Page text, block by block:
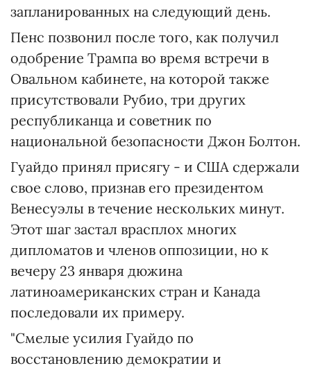
запланированных на следующий день.
Пенс позвонил после того, как получил
одобрение Трампа во время встречи в
Овальном кабинете, на которой также
присутствовали Рубио, три других
республиканца и советник по
национальной безопасности Джон Болтон.
Гуайдо принял присягу - и США сдержали
свое слово, признав его президентом
Венесуэлы в течение нескольких минут.
Этот шаг застал врасплох многих
дипломатов и членов оппозиции, но к
вечеру 23 января дюжина
латиноамериканских стран и Канада
последовали их примеру.
"Смелые усилия Гуайдо по
восстановлению демократии и